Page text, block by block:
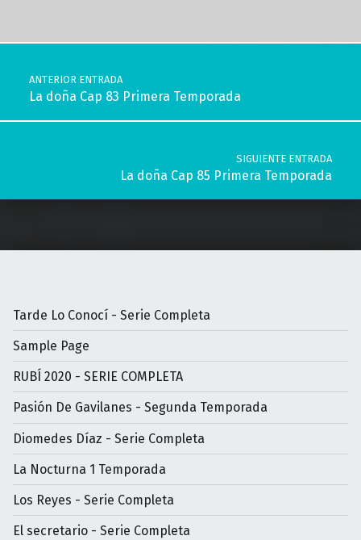
Navegación de entradas
ANTERIOR ENTRADA
La doña Cap 83 Primera Temporada
SIGUIENTE ENTRADA
La doña Cap 85 Primera Temporada
Tarde Lo Conocí - Serie Completa
Sample Page
RUBÍ 2020 - SERIE COMPLETA
Pasión De Gavilanes - Segunda Temporada
Diomedes Díaz - Serie Completa
La Nocturna 1 Temporada
Los Reyes - Serie Completa
El secretario - Serie Completa